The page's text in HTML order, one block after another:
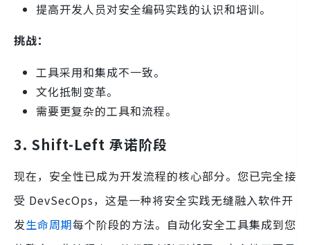
提高开发人员对安全编码实践的认识和培训。
挑战：
工具采用和集成不一致。
文化抵制变革。
需要更复杂的工具和流程。
3. Shift-Left 承诺阶段
现在，安全性已成为开发流程的核心部分。您已完全接
受 DevSecOps，这是一种将安全实践无缝融入软件开
发生命周期每个阶段的方法。自动化安全工具集成到您